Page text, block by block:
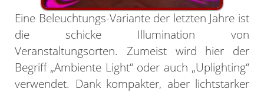
Eine Beleuchtungs-Variante der letzten Jahre ist
die schicke Illumination von
Veranstaltungsorten. Zumeist wird hier der
Begriff „Ambiente Light“ oder auch „Uplighting“
verwendet. Dank kompakter, aber lichtstarker